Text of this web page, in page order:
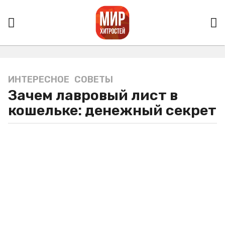
3
г
д
ИНТЕРЕСНОЕ ,СОВЕТЫ
Зачем лавровый лист в
кошельке: денежный секрет